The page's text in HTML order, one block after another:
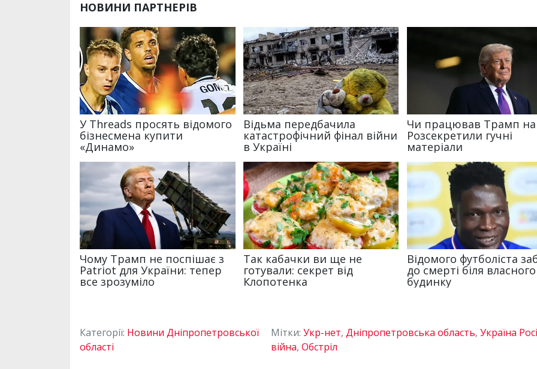
Категорії: Новини Дніпропетровської
області
Мітки:Укр-нет,Дніпропетровська область,Україна
війна,Обстріл